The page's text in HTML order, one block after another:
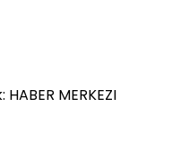
HABER MERKEZI